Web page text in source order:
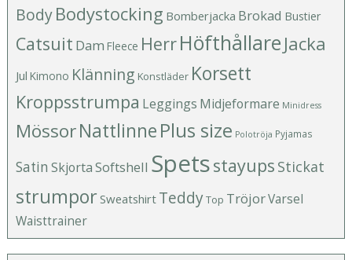
BodyBodystocking Bomberjacka Brokad Bustier
Catsuit Dam Fleece HerrHöfthållare Jacka
Jul Kimono Klänning Konstläder Korsett
Kroppsstrumpa Leggings Midjeformare Minidress
MössorNattlinnePlus size Polotröja Pyjamas
Satin SkjortaSoftshell Spetsstayups Stickat
strumporSweatshirt TeddyTop TröjorVarsel
Waisttrainer